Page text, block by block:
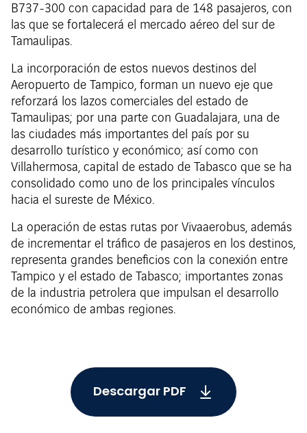
B737-300 con capacidad para de 148 pasajeros, con
las que se fortalecerá el mercado aéreo del sur de
Tamaulipas.
La incorporación de estos nuevos destinos del
Aeropuerto de Tampico, forman un nuevo eje que
reforzará los lazos comerciales del estado de
Tamaulipas; por una parte con Guadalajara, una de
las ciudades más importantes del país por su
desarrollo turístico y económico; así como con
Villahermosa, capital de estado de Tabasco que se ha
consolidado como uno de los principales vínculos
hacia el sureste de México.
La operación de estas rutas por Vivaaerobus, además
de incrementar el tráfico de pasajeros en los destinos,
representa grandes beneficios con la conexión entre
Tampico y el estado de Tabasco; importantes zonas
de la industria petrolera que impulsan el desarrollo
económico de ambas regiones.
Descargar PDF